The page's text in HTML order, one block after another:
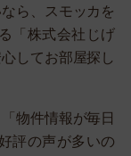
ら、スモッカを
「株式会社じげ
してお部屋探し
物件情報が毎日
評の声が多いの